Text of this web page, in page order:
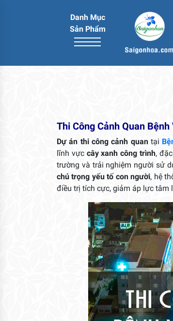
Danh Mục
Sản Phẩm
Thi Công Cảnh Quan
Dự án thi công cảnh quantại
lĩnh vực cây xanh công trình,
trường và trải nghiệm người sử
chú trọng yếu tố con người, hệ
điều trị tích cực, giảm áp lực tâm